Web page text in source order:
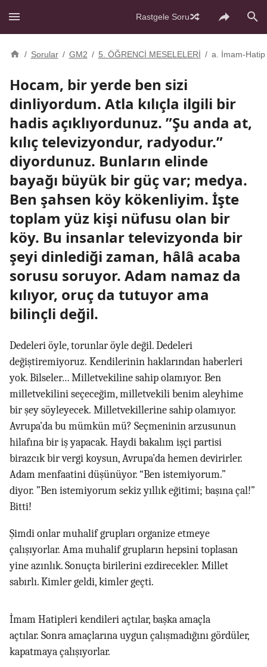
Rastgele Soru
/ Sorular / GM2 / 5. ÖĞRENCİ MESELELERİ / a. İmam-Hatip
Hocam, bir yerde ben sizi
dinliyordum. Atla kılıçla ilgili bir
hadis açıklıyordunuz. ”Şu anda at,
kılıç televizyondur, radyodur.”
diyordunuz. Bunların elinde
bayağı büyük bir güç var; medya.
Ben şahsen köy kökenliyim. İşte
toplam yüz kişi nüfusu olan bir
köy. Bu insanlar televizyonda bir
şeyi dinlediği zaman, hâlâ acaba
sorusu soruyor. Adam namaz da
kılıyor, oruç da tutuyor ama
bilinçli değil.
Dedeleri öyle, torunlar öyle değil. Dedeleri
değiştiremiyoruz. Kendilerinin haklarından haberleri
yok. Bilseler… Milletvekiline sahip olamıyor. Ben
milletvekilini seçeceğim, milletvekili benim aleyhime
bir şey söyleyecek. Milletvekillerine sahip olamıyor.
Avrupa’da bu mümkün mü? Seçmeninin arzusunun
hilafına bir iş yapacak. Haydi bakalım işçi partisi
birazcık bir vergi koysun, Avrupa’da hemen devirirler.
Adam menfaatini düşünüyor. “Ben istemiyorum.”
diyor. ”Ben istemiyorum sekiz yıllık eğitimi; başına çal!”
Bitti!
Şimdi onlar muhalif grupları organize etmeye
çalışıyorlar. Ama muhalif grupların hepsini toplasan
yine azınlık. Sonuçta birilerini ezdirecekler. Millet
sabırlı. Kimler geldi, kimler geçti.
İmam Hatipleri kendileri açtılar, başka amaçla
açtılar. Sonra amaçlarına uygun çalışmadığını gördüler,
kapatmaya çalışıyorlar.